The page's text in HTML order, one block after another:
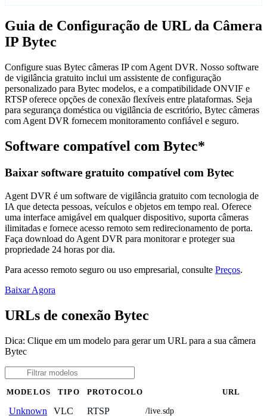
Guia de Configuração de URL da Câmera
IP Bytec
Configure suas Bytec câmeras IP com Agent DVR. Nosso software
de vigilância gratuito inclui um assistente de configuração
personalizado para Bytec modelos, e a compatibilidade ONVIF e
RTSP oferece opções de conexão flexíveis entre plataformas. Seja
para segurança doméstica ou vigilância de escritório, Bytec câmeras
com Agent DVR fornecem monitoramento confiável e seguro.
Software compatível com Bytec*
Baixar software gratuito compatível com Bytec
Agent DVR é um software de vigilância gratuito com tecnologia de
IA que detecta pessoas, veículos e objetos em tempo real. Oferece
uma interface amigável em qualquer dispositivo, suporta câmeras
ilimitadas e fornece acesso remoto sem redirecionamento de porta.
Faça download do Agent DVR para monitorar e proteger sua
propriedade 24 horas por dia.
Para acesso remoto seguro ou uso empresarial, consulte Preços.
Baixar Agora
URLs de conexão Bytec
Dica: Clique em um modelo para gerar um URL para a sua câmera
Bytec
MODELOS TIPO PROTOCOLO URL
Unknown VLC RTSP /live.sdp